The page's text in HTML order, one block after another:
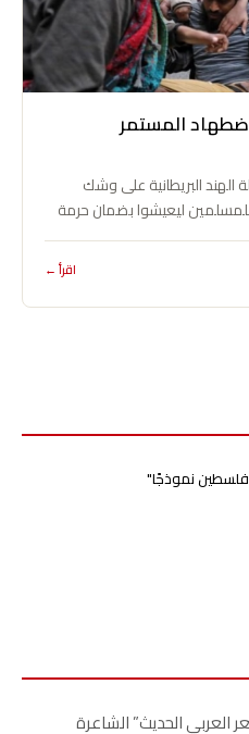
المستمر
البريطانية على وشك
ليعيشوا بضمان حرمة
بعيداً…
اقرأ ←
فلسطين نموذجًا"
العربي الحديث” الشاعرة